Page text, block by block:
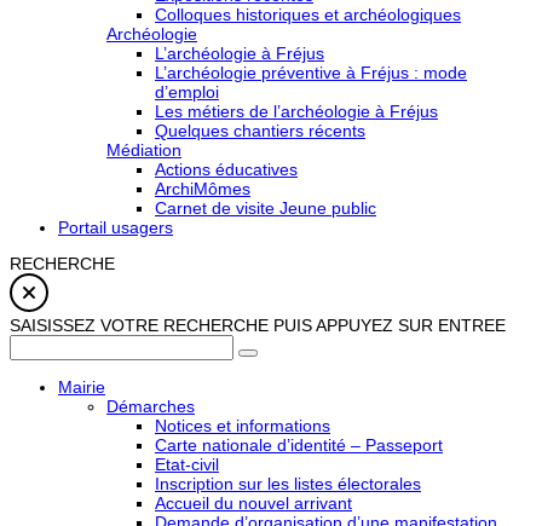
Colloques historiques et archéologiques
Archéologie
L’archéologie à Fréjus
L’archéologie préventive à Fréjus : mode
d’emploi
Les métiers de l’archéologie à Fréjus
Quelques chantiers récents
Médiation
Actions éducatives
ArchiMômes
Carnet de visite Jeune public
Portail usagers
RECHERCHE
SAISISSEZ VOTRE RECHERCHE PUIS APPUYEZ SUR ENTREE
Mairie
Démarches
Notices et informations
Carte nationale d’identité – Passeport
Etat-civil
Inscription sur les listes électorales
Accueil du nouvel arrivant